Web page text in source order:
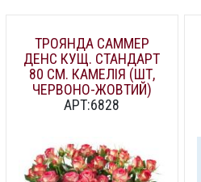
ТРОЯНДА САММЕР
ДЕНС КУЩ. СТАНДАРТ
80 СМ. КАМЕЛІЯ (ШТ,
ЧЕРВОНО-ЖОВТИЙ)
АРТ:6828